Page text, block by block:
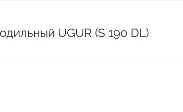
UGUR (S 190 DL)